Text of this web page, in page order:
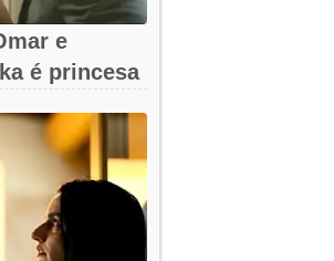
e
é princesa